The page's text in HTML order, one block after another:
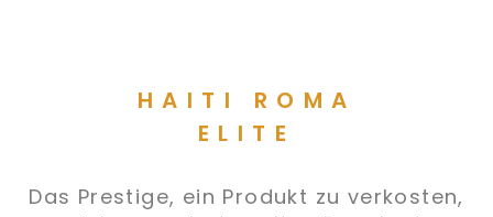
Haiti Roma Elite ist erhältlich gemahlen